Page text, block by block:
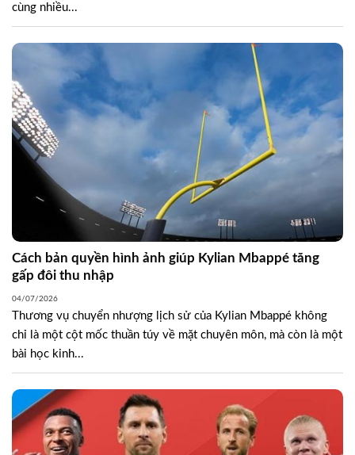
cùng nhiều...
Cách bản quyền hình ảnh giúp Kylian Mbappé tăng
gấp đôi thu nhập
04/07/2026
Thương vụ chuyển nhượng lịch sử của Kylian Mbappé không
chỉ là một cột mốc thuần túy về mặt chuyên môn, mà còn là một
bài học kinh...